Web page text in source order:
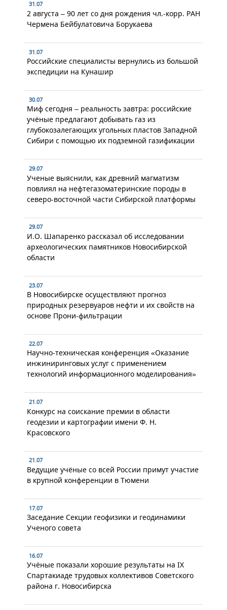
31.07
2 августа – 90 лет со дня рождения чл.-корр. РАН
Чермена Бейбулатовича Борукаева
31.07
Российские специалисты вернулись из большой
экспедиции на Кунашир
30.07
Миф сегодня – реальность завтра: российские
учёные предлагают добывать газ из
глубокозалегающих угольных пластов Западной
Сибири с помощью их подземной газификации
29.07
Ученые выяснили, как древний магматизм
повлиял на нефтегазоматеринские породы в
северо-восточной части Сибирской платформы
29.07
И.О. Шапаренко рассказал об исследовании
археологических памятников Новосибирской
области
23.07
В Новосибирске осуществляют прогноз
природных резервуаров нефти и их свойств на
основе Прони-фильтрации
22.07
Научно-техническая конференция «Оказание
инжиниринговых услуг с применением
технологий информационного моделирования»
21.07
Конкурс на соискание премии в области
геодезии и картографии имени Ф. Н.
Красовского
21.07
Ведущие учёные со всей России примут участие
в крупной конференции в Тюмени
17.07
Заседание Секции геофизики и геодинамики
Ученого совета
16.07
Учёные показали хорошие результаты на IX
Спартакиаде трудовых коллективов Советского
района г. Новосибирска